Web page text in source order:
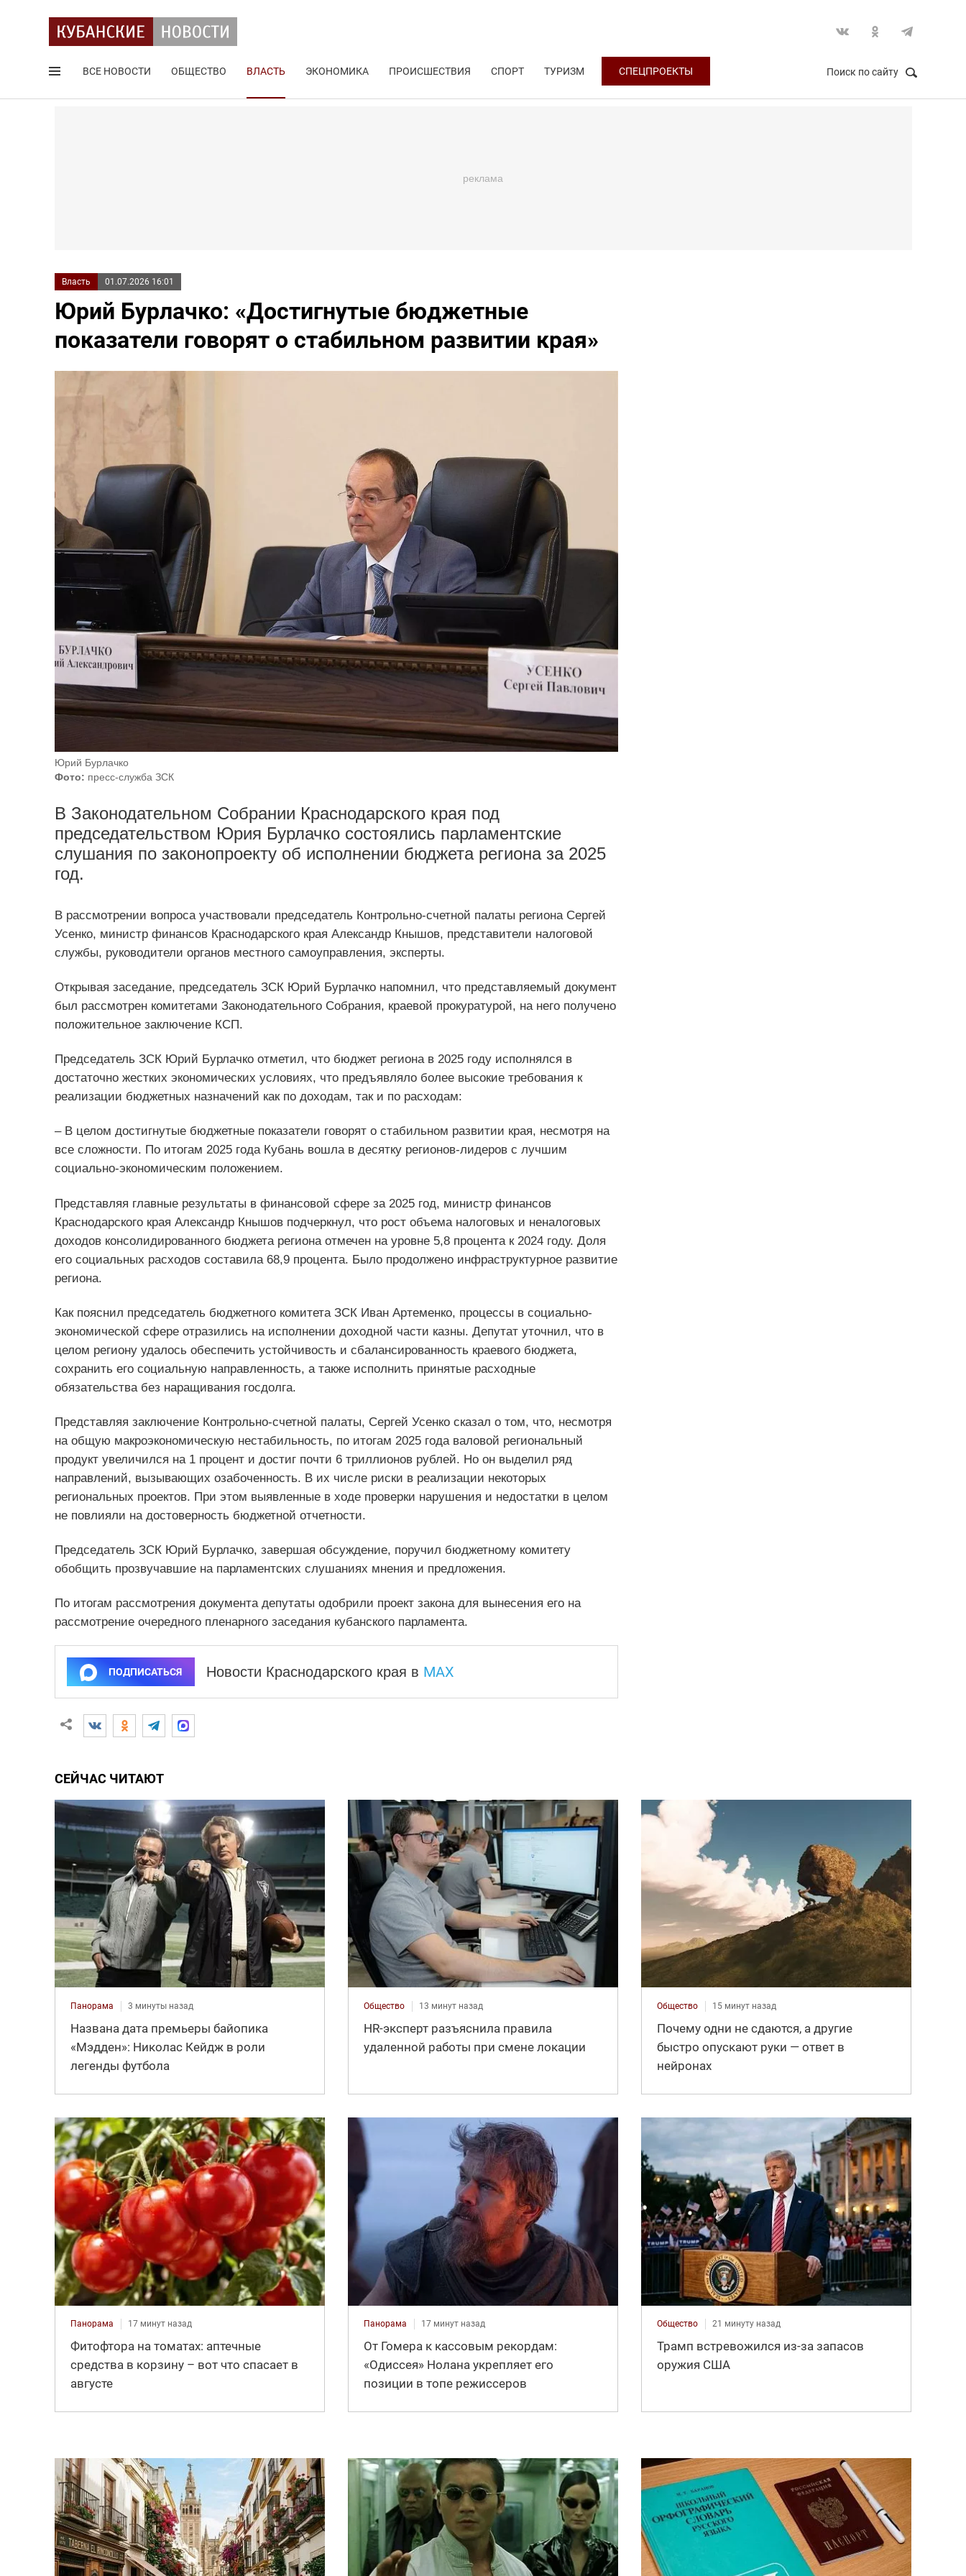
ВСЕ НОВОСТИ ОБЩЕСТВО ВЛАСТЬ ЭКОНОМИКА ПРОИСШЕСТВИЯ СПОРТ ТУРИЗМ СПЕЦПРОЕКТЫ Поиск по сайту
Власть 01.07.2026 16:01
Юрий Бурлачко: «Достигнутые бюджетные
показатели говорят о стабильном развитии края»
Юрий Бурлачко
Фото: пресс-служба ЗСК
В Законодательном Собрании Краснодарского края под
председательством Юрия Бурлачко состоялись парламентские
слушания по законопроекту об исполнении бюджета региона за 2025
год.
В рассмотрении вопроса участвовали председатель Контрольно-счетной палаты региона Сергей
Усенко, министр финансов Краснодарского края Александр Кнышов, представители налоговой
службы, руководители органов местного самоуправления, эксперты.
Открывая заседание, председатель ЗСК Юрий Бурлачко напомнил, что представляемый документ
был рассмотрен комитетами Законодательного Собрания, краевой прокуратурой, на него получено
положительное заключение КСП.
Председатель ЗСК Юрий Бурлачко отметил, что бюджет региона в 2025 году исполнялся в
достаточно жестких экономических условиях, что предъявляло более высокие требования к
реализации бюджетных назначений как по доходам, так и по расходам:
– В целом достигнутые бюджетные показатели говорят о стабильном развитии края, несмотря на
все сложности. По итогам 2025 года Кубань вошла в десятку регионов-лидеров с лучшим
социально-экономическим положением.
Представляя главные результаты в финансовой сфере за 2025 год, министр финансов
Краснодарского края Александр Кнышов подчеркнул, что рост объема налоговых и неналоговых
доходов консолидированного бюджета региона отмечен на уровне 5,8 процента к 2024 году. Доля
его социальных расходов составила 68,9 процента. Было продолжено инфраструктурное развитие
региона.
Как пояснил председатель бюджетного комитета ЗСК Иван Артеменко, процессы в социально-
экономической сфере отразились на исполнении доходной части казны. Депутат уточнил, что в
целом региону удалось обеспечить устойчивость и сбалансированность краевого бюджета,
сохранить его социальную направленность, а также исполнить принятые расходные
обязательства без наращивания госдолга.
Представляя заключение Контрольно-счетной палаты, Сергей Усенко сказал о том, что, несмотря
на общую макроэкономическую нестабильность, по итогам 2025 года валовой региональный
продукт увеличился на 1 процент и достиг почти 6 триллионов рублей. Но он выделил ряд
направлений, вызывающих озабоченность. В их числе риски в реализации некоторых
региональных проектов. При этом выявленные в ходе проверки нарушения и недостатки в целом
не повлияли на достоверность бюджетной отчетности.
Председатель ЗСК Юрий Бурлачко, завершая обсуждение, поручил бюджетному комитету
обобщить прозвучавшие на парламентских слушаниях мнения и предложения.
По итогам рассмотрения документа депутаты одобрили проект закона для вынесения его на
рассмотрение очередного пленарного заседания кубанского парламента.
ПОДПИСАТЬСЯ Новости Краснодарского края в MAX
СЕЙЧАС ЧИТАЮТ
Панорама 3 минуты назад
Названа дата премьеры байопика
«Мэдден»: Николас Кейдж в роли
легенды футбола
Общество 13 минут назад
HR-эксперт разъяснила правила
удаленной работы при смене локации
Общество 15 минут назад
Почему одни не сдаются, а другие
быстро опускают руки — ответ в
нейронах
Панорама 17 минут назад
Фитофтора на томатах: аптечные
средства в корзину – вот что спасает в
августе
Панорама 17 минут назад
От Гомера к кассовым рекордам:
«Одиссея» Нолана укрепляет его
позиции в топе режиссеров
Общество 21 минуту назад
Трамп встревожился из-за запасов
оружия США